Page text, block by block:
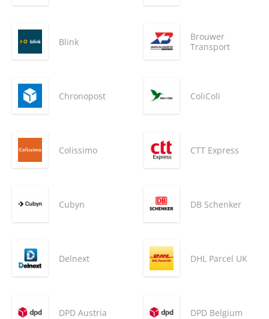
Blink
Brouwer
Transport
Chronopost ColiColi
Colissimo CTT Express
Cubyn DB Schenker
Delnext DHL Parcel UK
DPD Austria DPD Belgium